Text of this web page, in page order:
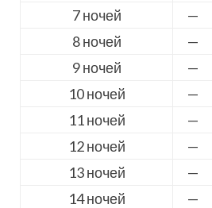
7 ночей
—
8 ночей
—
9 ночей
—
10 ночей
—
11 ночей
—
12 ночей
—
13 ночей
—
14 ночей
—